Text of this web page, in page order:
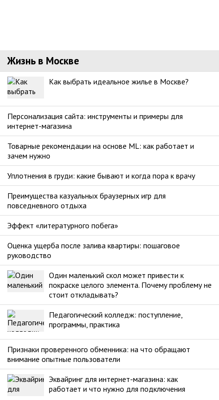
Жизнь в Москве
Как выбрать идеальное жилье в Москве?
Персонализация сайта: инструменты и примеры для
интернет-магазина
Товарные рекомендации на основе ML: как работает и
зачем нужно
Уплотнения в груди: какие бывают и когда пора к врачу
Преимущества казуальных браузерных игр для
повседневного отдыха
Эффект «литературного побега»
Оценка ущерба после залива квартиры: пошаговое
руководство
Один маленький скол может привести к
покраске целого элемента. Почему проблему не
стоит откладывать?
Педагогический колледж: поступление,
программы, практика
Признаки проверенного обменника: на что обращают
внимание опытные пользователи
Эквайринг для интернет-магазина: как
работает и что нужно для подключения